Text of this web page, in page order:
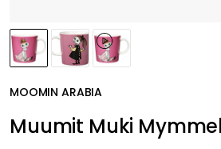
MOOMIN ARABIA
Muumit Muki